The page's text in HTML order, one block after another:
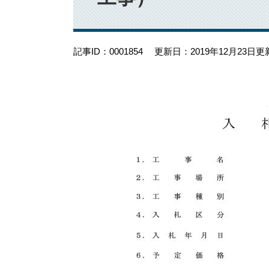
記事ID：0001854 更新日：2019年12月23日更